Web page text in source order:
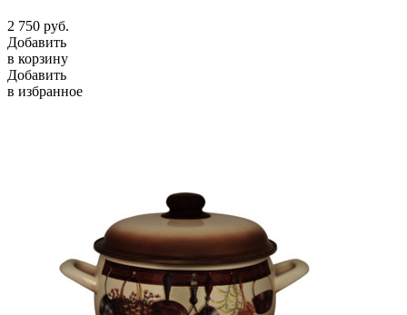
2 750 руб.
Добавить
в корзину
Добавить
в избранное